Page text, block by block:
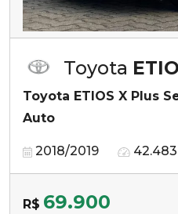
Toyota
Toyota ETIOS X Plus
Auto
2018/2019
R$ 69.900